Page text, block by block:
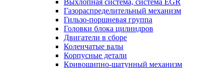
Выхлопная система, система EGR
Газораспределительный механизм
Гильзо-поршневая группа
Головки блока цилиндров
Двигатели в сборе
Коленчатые валы
Корпусные детали
Кривошипно-шатунный механизм